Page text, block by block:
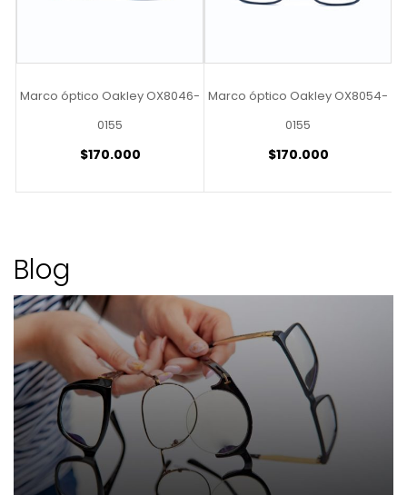
Marco óptico Oakley OX8046-
0155
$170.000
Marco óptico Oakley OX8054-
0155
$170.000
Blog